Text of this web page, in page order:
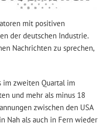
mit positiven
der deutschen Industrie.
Nachrichten zu sprechen,
im zweiten Quartal im
und mehr als minus 18
zwischen den USA
Nah als auch in Fern wieder